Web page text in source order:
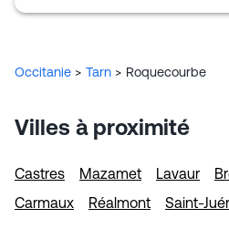
soutien personnalisé pour
intègre également des
compétences des équipes.
répondre aux besoins
Occitanie > Tarn > Roquecourbe
Villes à proximité
Castres Mazamet Lavaur
Carmaux
Réalmont Saint-